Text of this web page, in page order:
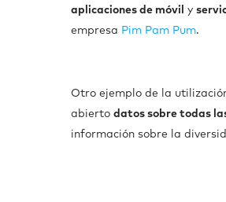
aplicaciones de móvil
y
empresa Pim Pam Pum.
Otro ejemplo de la
abierto datos sobre todas
información sobre la